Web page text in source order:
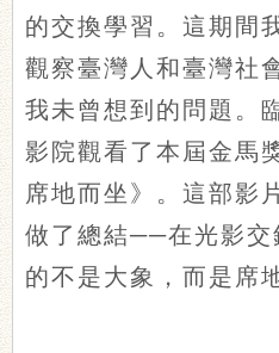
的交換學習。這期間
觀察臺灣人和臺灣社
我未曾想到的問題。
影院觀看了本屆金馬
席地而坐》。這部影
做了總結──在光影交
的不是大象，而是席